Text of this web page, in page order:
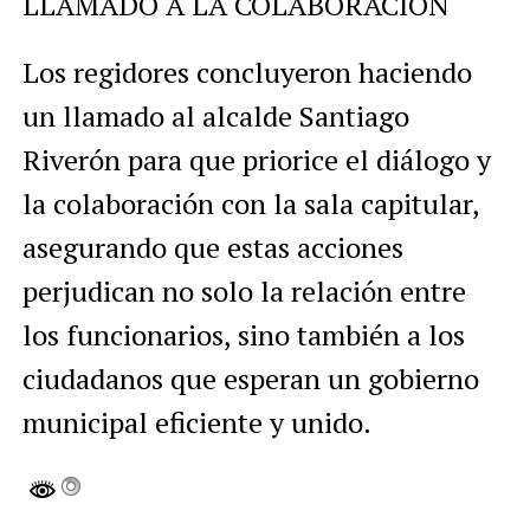
Los regidores concluyeron haciendo
un llamado al alcalde Santiago
Riverón para que priorice el diálogo y
la colaboración con la sala capitular,
asegurando que estas acciones
perjudican no solo la relación entre
los funcionarios, sino también a los
ciudadanos que esperan un gobierno
municipal eficiente y unido.